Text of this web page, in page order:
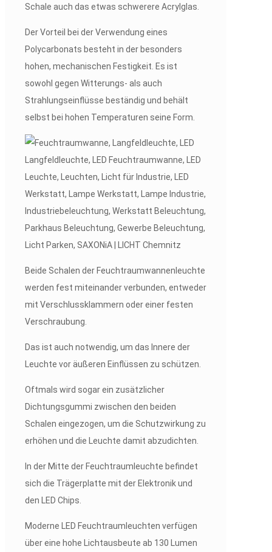
Schale auch das etwas schwerere Acrylglas.
Der Vorteil bei der Verwendung eines
Polycarbonats besteht in der besonders
hohen, mechanischen Festigkeit. Es ist
sowohl gegen Witterungs- als auch
Strahlungseinflüsse beständig und behält
selbst bei hohen Temperaturen seine Form.
Beide Schalen der Feuchtraumwannenleuchte
werden fest miteinander verbunden, entweder
mit Verschlussklammern oder einer festen
Verschraubung.
Das ist auch notwendig, um das Innere der
Leuchte vor äußeren Einflüssen zu schützen.
Oftmals wird sogar ein zusätzlicher
Dichtungsgummi zwischen den beiden
Schalen eingezogen, um die Schutzwirkung zu
erhöhen und die Leuchte damit abzudichten.
In der Mitte der Feuchtraumleuchte befindet
sich die Trägerplatte mit der Elektronik und
den LED Chips.
Moderne LED Feuchtraumleuchten verfügen
über eine hohe Lichtausbeute ab 130 Lumen